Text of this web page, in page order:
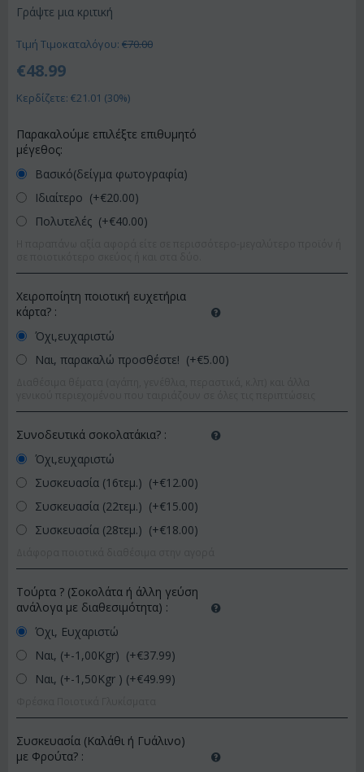
Γράψτε μια κριτική
Τιμή Τιμοκαταλόγου: €70.00
€48.99
Κερδίζετε: €21.01 (30%)
Παρακαλούμε επιλέξτε επιθυμητό
μέγεθος:
Βασικό(δείγμα φωτογραφία)
Ιδιαίτερο (+€20.00)
Πολυτελές (+€40.00)
Χειροποίητη ποιοτική ευχετήρια
κάρτα? :
Όχι,ευχαριστώ
Ναι, παρακαλώ προσθέστε! (+€5.00)
Συνοδευτικά σοκολατάκια? :
Όχι,ευχαριστώ
Συσκευασία (16τεμ.) (+€12.00)
Συσκευασία (22τεμ.) (+€15.00)
Συσκευασία (28τεμ.) (+€18.00)
Τούρτα ? (Σοκολάτα ή άλλη γεύση
ανάλογα με διαθεσιμότητα) :
Όχι, Ευχαριστώ
Ναι, (+-1,00Kgr) (+€37.99)
Ναι, (+-1,50Kgr ) (+€49.99)
Συσκευασία (Καλάθι ή Γυάλινο)
με Φρούτα? :